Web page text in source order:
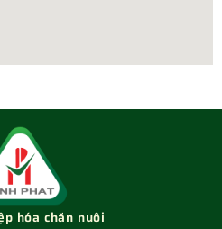
hóa chăn nuôi